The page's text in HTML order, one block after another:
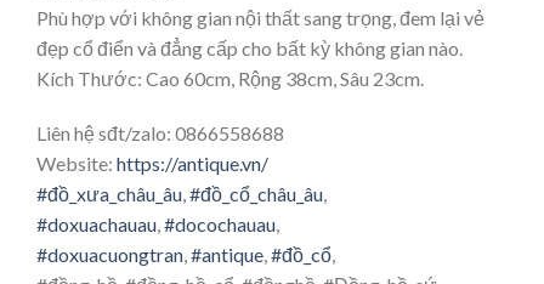
Phù hợp với không gian nội thất sang trọng, đem lại vẻ
đẹp cổ điển và đẳng cấp cho bất kỳ không gian nào.
Kích Thước: Cao 60cm, Rộng 38cm, Sâu 23cm.
Liên hệ sđt/zalo: 0866558688
Website: https://antique.vn/
#đồ_xưa_châu_âu,#đồ_cổ_châu_âu,
#doxuachauau,#docochauau,
#doxuacuongtran,#antique,#đồ_cổ,